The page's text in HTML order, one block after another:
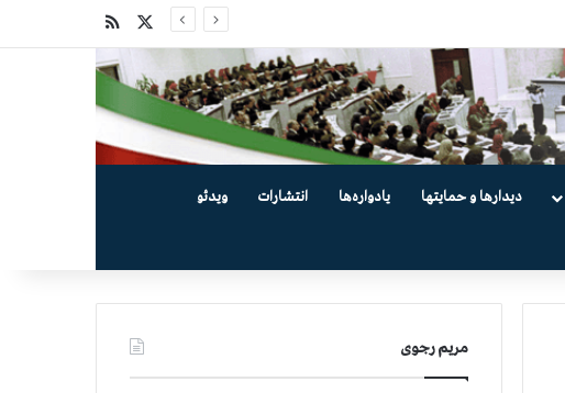
دیدارها و حمایتها یادواره‌ها انتشارات ویدئو
مریم رجوی